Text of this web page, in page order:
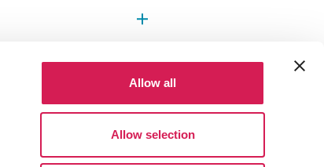
Allow all
Allow selection